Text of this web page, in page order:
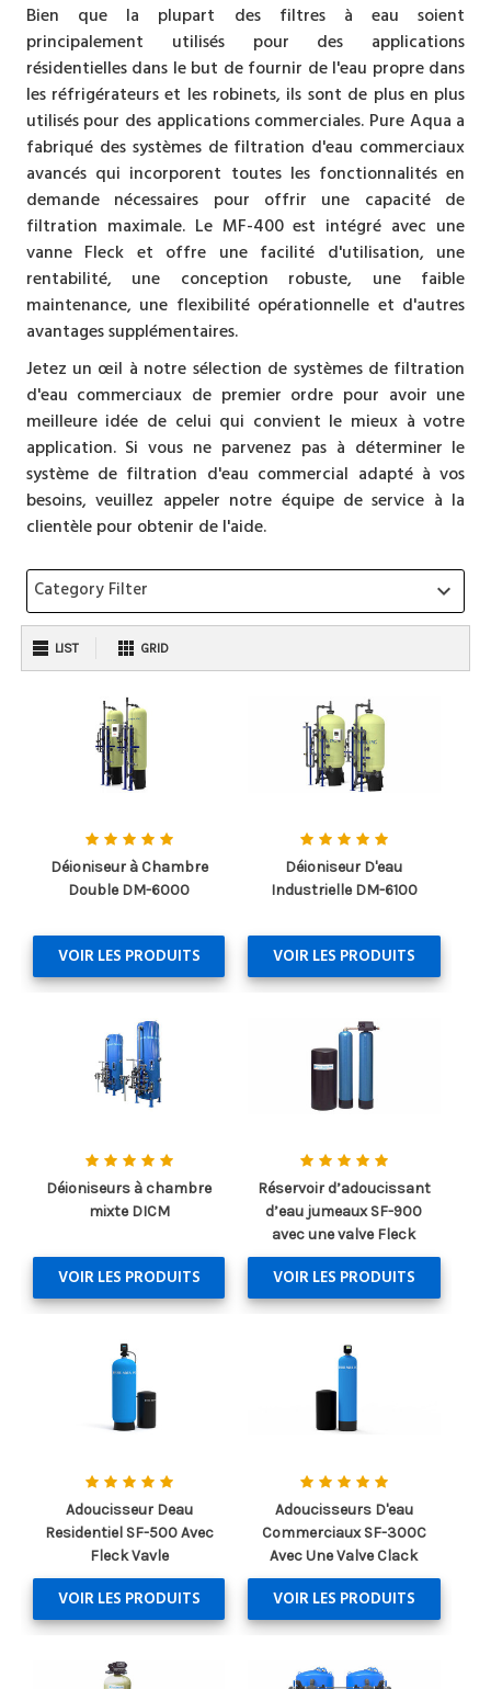
Bien que la plupart des filtres à eau soient
principalement utilisés pour des applications
résidentielles dans le but de fournir de l'eau propre dans
les réfrigérateurs et les robinets, ils sont de plus en plus
utilisés pour des applications commerciales. Pure Aqua a
fabriqué des systèmes de filtration d'eau commerciaux
avancés qui incorporent toutes les fonctionnalités en
demande nécessaires pour offrir une capacité de
filtration maximale. Le MF-400 est intégré avec une
vanne Fleck et offre une facilité d'utilisation, une
rentabilité, une conception robuste, une faible
maintenance, une flexibilité opérationnelle et d'autres
avantages supplémentaires.
Jetez un œil à notre sélection de systèmes de filtration
d'eau commerciaux de premier ordre pour avoir une
meilleure idée de celui qui convient le mieux à votre
application. Si vous ne parvenez pas à déterminer le
système de filtration d'eau commercial adapté à vos
besoins, veuillez appeler notre équipe de service à la
clientèle pour obtenir de l'aide.
Category Filter keyboard_arrow_down
LIST GRID
Déioniseur à Chambre
Double DM-6000
VOIR LES PRODUITS
Déioniseur D'eau
Industrielle DM-6100
VOIR LES PRODUITS
Déioniseurs à chambre
mixte DICM
VOIR LES PRODUITS
Réservoir d’adoucissant
d’eau jumeaux SF-900
avec une valve Fleck
VOIR LES PRODUITS
Adoucisseur Deau
Residentiel SF-500 Avec
Fleck Vavle
VOIR LES PRODUITS
Adoucisseurs D'eau
Commerciaux SF-300C
Avec Une Valve Clack
VOIR LES PRODUITS